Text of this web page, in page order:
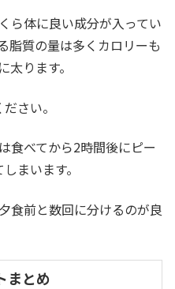
ら体に良い成分が入ってい
脂質の量は多くカロリーも
ります。
さい。
食べてから2時間後にピー
まいます。
食前と数回に分けるのが良
まとめ